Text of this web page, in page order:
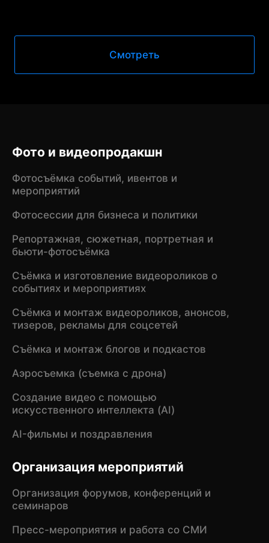
Смотреть
Фото и видеопродакшн
Фотосъёмка событий, ивентов и
мероприятий
Фотосессии для бизнеса и политики
Репортажная, сюжетная, портретная и
бьюти-фотосъёмка
Съёмка и изготовление видеороликов о
событиях и мероприятиях
Съёмка и монтаж видеороликов, анонсов,
тизеров, рекламы для соцсетей
Съёмка и монтаж блогов и подкастов
Аэросъемка (съемка с дрона)
Создание видео с помощью
искусственного интеллекта (AI)
AI-фильмы и поздравления
Организация мероприятий
Организация форумов, конференций и
семинаров
Пресс-мероприятия и работа со СМИ